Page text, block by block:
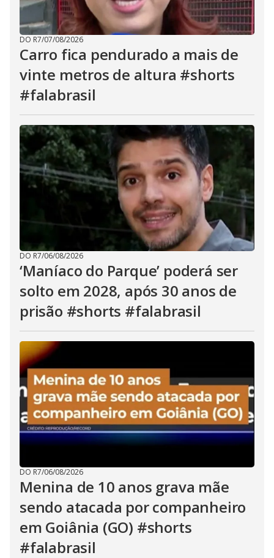
DO R7/07/08/2026
Carro fica pendurado a mais de
vinte metros de altura #shorts
#falabrasil
DO R7/06/08/2026
‘Maníaco do Parque’ poderá ser
solto em 2028, após 30 anos de
prisão #shorts #falabrasil
DO R7/06/08/2026
Menina de 10 anos grava mãe
sendo atacada por companheiro
em Goiânia (GO) #shorts
#falabrasil